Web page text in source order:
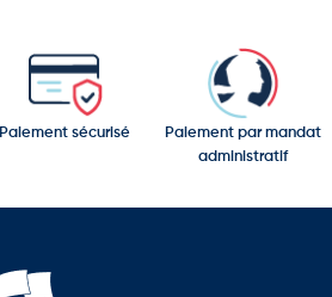
Paiement sécurisé
Paiement par mandat
administratif